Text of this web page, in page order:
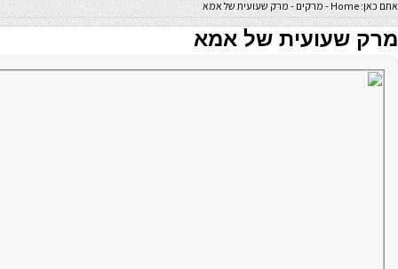
אתם כאן: Home
- מרקים - מרק שעועית של אמא
מרק שעועית של אמא